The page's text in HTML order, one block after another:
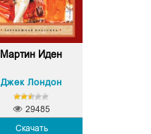
Мартин Иден
Джек Лондон
Скачать
29485